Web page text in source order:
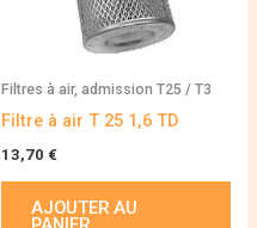
Filtres à air, admission T25 / T3
Filtre à air T 25 1,6 TD
13,70 €
AJOUTER AU